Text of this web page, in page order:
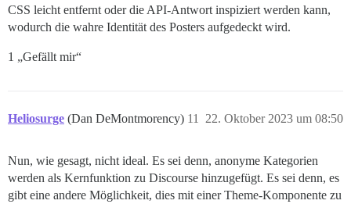
CSS leicht entfernt oder die API-Antwort inspiziert werden kann,
wodurch die wahre Identität des Posters aufgedeckt wird.
1 „Gefällt mir“
Heliosurge (Dan DeMontmorency) 22. Oktober 2023 um 08:50
11
Nun, wie gesagt, nicht ideal. Es sei denn, anonyme Kategorien
werden als Kernfunktion zu Discourse hinzugefügt. Es sei denn, es
gibt eine andere Möglichkeit, dies mit einer Theme-Komponente zu